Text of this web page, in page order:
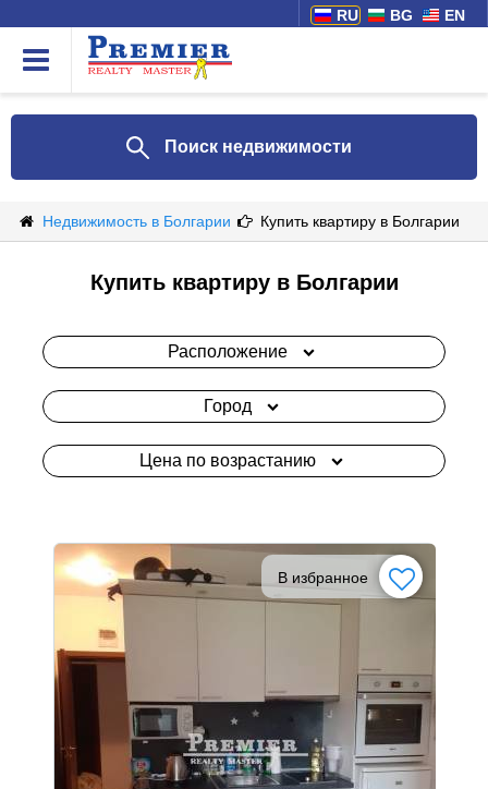
RU BG EN
Поиск недвижимости
Недвижимость в Болгарии Купить квартиру в Болгарии
Купить квартиру в Болгарии
Расположение
Город
Цена по возрастанию
В избранное